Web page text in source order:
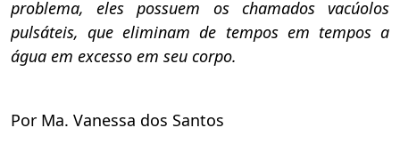
problema, eles possuem os chamados vacúolos
pulsáteis, que eliminam de tempos em tempos a
água em excesso em seu corpo.
Por Ma. Vanessa dos Santos